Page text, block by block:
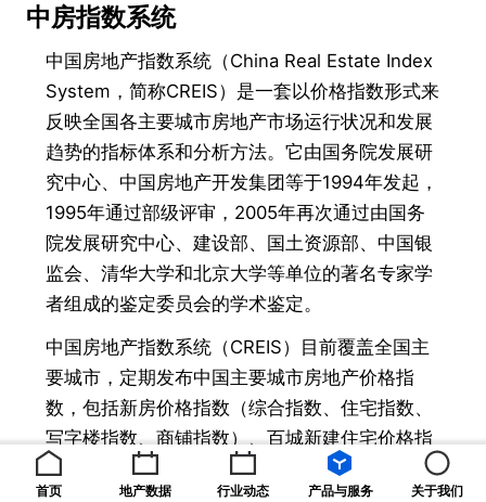
中房指数系统
中国房地产指数系统（China Real Estate Index
System，简称CREIS）是一套以价格指数形式来
反映全国各主要城市房地产市场运行状况和发展
趋势的指标体系和分析方法。它由国务院发展研
究中心、中国房地产开发集团等于1994年发起，
1995年通过部级评审，2005年再次通过由国务
院发展研究中心、建设部、国土资源部、中国银
监会、清华大学和北京大学等单位的著名专家学
者组成的鉴定委员会的学术鉴定。
中国房地产指数系统（CREIS）目前覆盖全国主
要城市，定期发布中国主要城市房地产价格指
数，包括新房价格指数（综合指数、住宅指数、
写字楼指数、商铺指数）、百城新建住宅价格指
数、百城二手住宅价格指数及租赁价格指数等。
首页 地产数据 行业动态 产品与服务 关于我们